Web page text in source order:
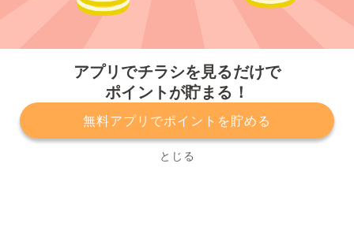
アプリでチラシを見るだけで
ポイントが貯まる！
無料アプリでポイントを貯める
とじる
プライバシーポリシー 利用規約
運営会社
サービスに関してのお問い合わせ